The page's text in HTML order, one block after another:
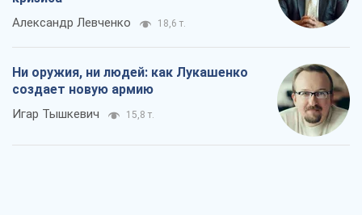
Александр Левченко 18,6 т.
Ни оружия, ни людей: как Лукашенко
создает новую армию
Игар Тышкевич 15,8 т.